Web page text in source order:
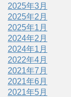
2025年3月
2025年2月
2025年1月
2024年2月
2024年1月
2022年4月
2021年7月
2021年6月
2021年5月